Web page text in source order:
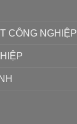
CÔNG NGHIỆP